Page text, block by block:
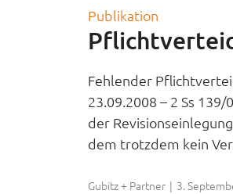
Publikation
Fehlender
23.09.2008 – 2 Ss
der
dem trotzdem kein
Gubitz + Partner | 3.